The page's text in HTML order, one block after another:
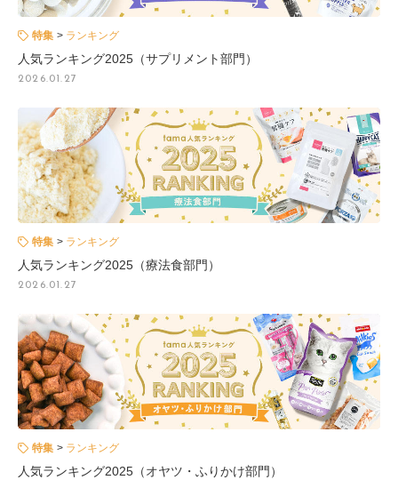
特集 ランキング
人気ランキング2025（サプリメント部門）
2026.01.27
特集 ランキング
人気ランキング2025（療法食部門）
2026.01.27
特集 ランキング
人気ランキング2025（オヤツ・ふりかけ部門）